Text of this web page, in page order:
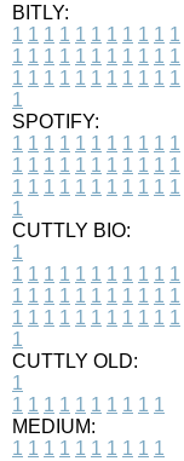
BITLY:
1 1 1 1 1 1 1 1 1 1 1
1 1 1 1 1 1 1 1 1 1 1
1 1 1 1 1 1 1 1 1 1 1
1
SPOTIFY:
1 1 1 1 1 1 1 1 1 1 1
1 1 1 1 1 1 1 1 1 1 1
1 1 1 1 1 1 1 1 1 1 1
1
CUTTLY BIO:
1
1 1 1 1 1 1 1 1 1 1 1
1 1 1 1 1 1 1 1 1 1 1
1 1 1 1 1 1 1 1 1 1 1
1
CUTTLY OLD:
1
1 1 1 1 1 1 1 1 1 1
MEDIUM:
1 1 1 1 1 1 1 1 1 1